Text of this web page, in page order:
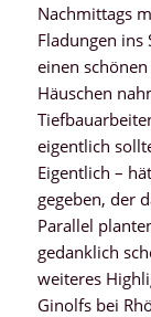
Nachmittags
Fladungen ins
einen
Häuschen
eigentlich
Eigentlich –
gegeben, der
Parallel
gedanklich
weiteres
Ginolfs bei